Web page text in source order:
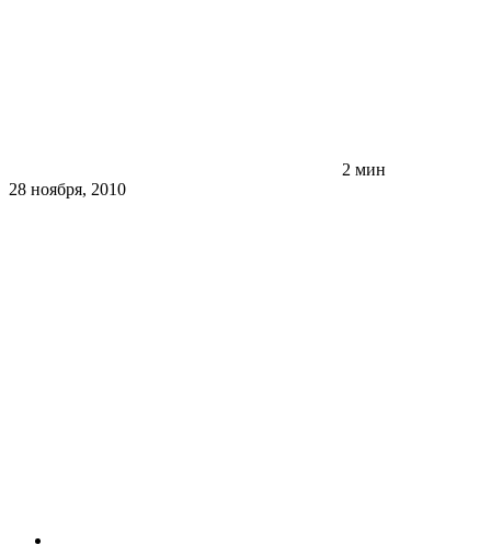
2 мин
28 ноября, 2010